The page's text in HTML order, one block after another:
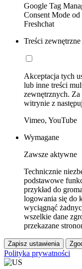
Google Tag
Consent Mode
Freshchat
Treści zewnętrzne
Akceptacja tych
lub inne treści
zewnętrznych.
witrynie z
Vimeo, YouTube
Wymagane
Zawsze aktywne
Technicznie
podstawowe
przykład do
logowania się do
wyciągnąć
wszelkie dane
przekazane
Zapisz ustawienia
Polityka prywatności